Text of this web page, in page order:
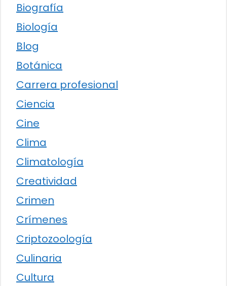
Biografía
Biología
Blog
Botánica
Carrera profesional
Ciencia
Cine
Clima
Climatología
Creatividad
Crimen
Crímenes
Criptozoología
Culinaria
Cultura